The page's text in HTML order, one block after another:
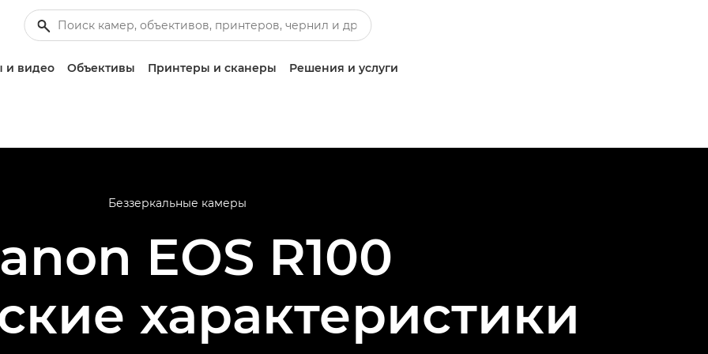
и видео Объективы Принтеры и сканеры Решения и услуги
Беззеркальные камеры
EOS R100
характеристики